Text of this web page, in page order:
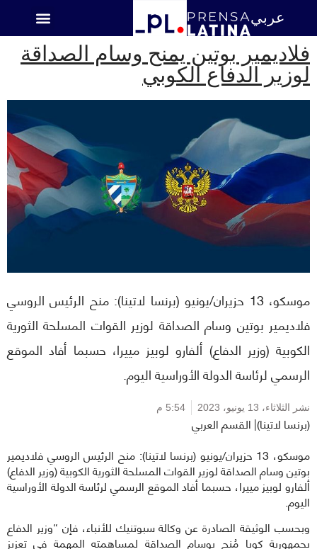
عربي
فلاديمير بوتين يمنح وسام الصداقة
لوزير الدفاع الكوبي
موسكو، 13 حزيران/يونيو (برنسا لاتينا): منح الرئيس الروسي
فلاديمير بوتين وسام الصداقة لوزير القوات المسلحة الثورية
الكوبية (وزير الدفاع) ألفارو لوبيز مييرا، حسبما أفاد الموقع
الرسمي لرئاسة الدولة الأوراسية اليوم.
نشر الثلاثاء، 13 يونيو، 2023 5:54 م
(برنسا لاتينا)| القسم العربي
موسكو، 13 حزيران/يونيو (برنسا لاتينا): منح الرئيس الروسي فلاديمير
بوتين وسام الصداقة لوزير القوات المسلحة الثورية الكوبية (وزير الدفاع)
ألفارو لوبيز مييرا، حسبما أفاد الموقع الرسمي لرئاسة الدولة الأوراسية
اليوم.
وبحسب الوثيقة الصادرة عن وكالة سبوتنيك للأنباء، فإن “وزير الدفاع
بجمهورية كوبا مُنح بوسام الصداقة لمساهمته المهمة في تعزيز